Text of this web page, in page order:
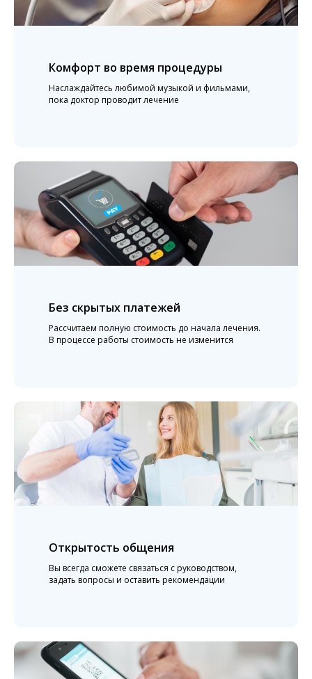
Комфорт во время процедуры
Наслаждайтесь любимой музыкой и фильмами,
пока доктор проводит лечение
Без скрытых платежей
Рассчитаем полную стоимость до начала лечения.
В процессе работы стоимость не изменится
Открытость общения
Вы всегда сможете связаться с руководством,
задать вопросы и оставить рекомендации